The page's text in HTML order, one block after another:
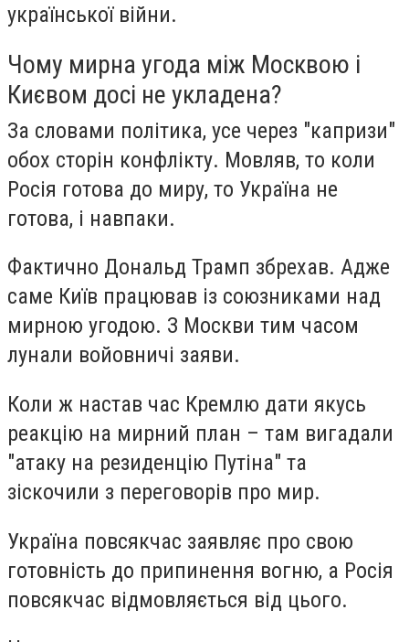
української війни.
Чому мирна угода між Москвою і
Києвом досі не укладена?
За словами політика, усе через "капризи"
обох сторін конфлікту. Мовляв, то коли
Росія готова до миру, то Україна не
готова, і навпаки.
Фактично Дональд Трамп збрехав. Адже
саме Київ працював із союзниками над
мирною угодою. З Москви тим часом
лунали войовничі заяви.
Коли ж настав час Кремлю дати якусь
реакцію на мирний план – там вигадали
"атаку на резиденцію Путіна" та
зіскочили з переговорів про мир.
Україна повсякчас заявляє про свою
готовність до припинення вогню, а Росія
повсякчас відмовляється від цього.